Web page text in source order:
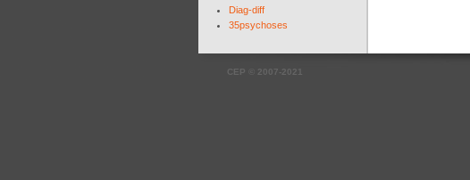
Diag-diff
35psychoses
CEP 2007-2021